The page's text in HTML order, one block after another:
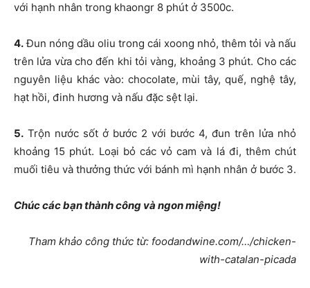
với hạnh nhân trong khaongr 8 phút ở 3500c.
4.Đun nóng dầu oliu trong cái xoong nhỏ, thêm tỏi và nấu
trên lửa vừa cho đến khi tỏi vàng, khoảng 3 phút. Cho các
nguyên liệu khác vào: chocolate, mùi tây, quế, nghệ tây,
hạt hồi, đinh hương và nấu đặc sệt lại.
5. Trộn nước sốt ở bước 2 với bước 4, đun trên lửa nhỏ
khoảng 15 phút. Loại bỏ các vỏ cam và lá đi, thêm chút
muối tiêu và thưởng thức với bánh mì hạnh nhân ở bước 3.
Chúc các bạn thành công và ngon miệng!
Tham khảo công thức từ: foodandwine.com/…/chicken-
with-catalan-picada